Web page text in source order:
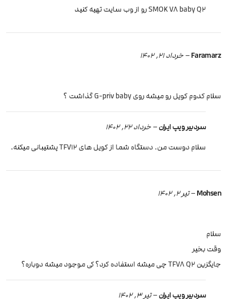
SMOK V8 baby Q2 رو از وب سایت تهیه کنید
Faramarz
–خرداد 21, 1402
سلام کدوم کویل رو میشه روی G-priv baby گذاشت ؟
سردبیر ویپ ایران– خرداد 22, 1402
سلام دوست من. دستگاه شما از کویل های TFV12 پشتیبانی میکنه.
Mohsen
– تیر 2, 1402
سلام
وقت بخیر
جایگزین TFV8 Q2 چی میشه استفاده کرد؟ کی موجود میشه دوباره؟
سردبیر ویپ ایران– تیر 3, 1402